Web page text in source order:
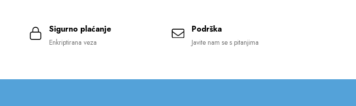
Sigurno plaćanje
Enkriptirana veza
Podrška
Javite nam se s pitanjima